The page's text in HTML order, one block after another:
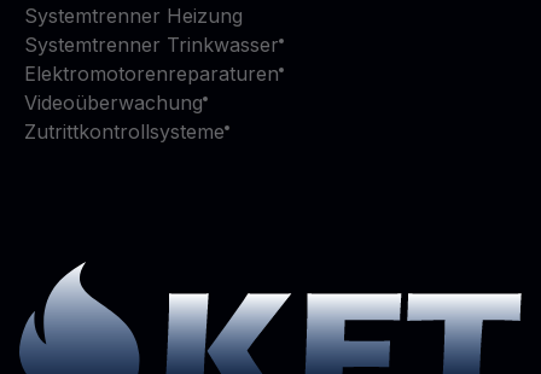
Systemtrenner Heizung
Systemtrenner Trinkwasser
Elektromotorenreparaturen
Videoüberwachung
Zutrittkontrollsysteme